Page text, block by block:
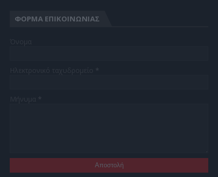
ΦΌΡΜΑ ΕΠΙΚΟΙΝΩΝΊΑΣ